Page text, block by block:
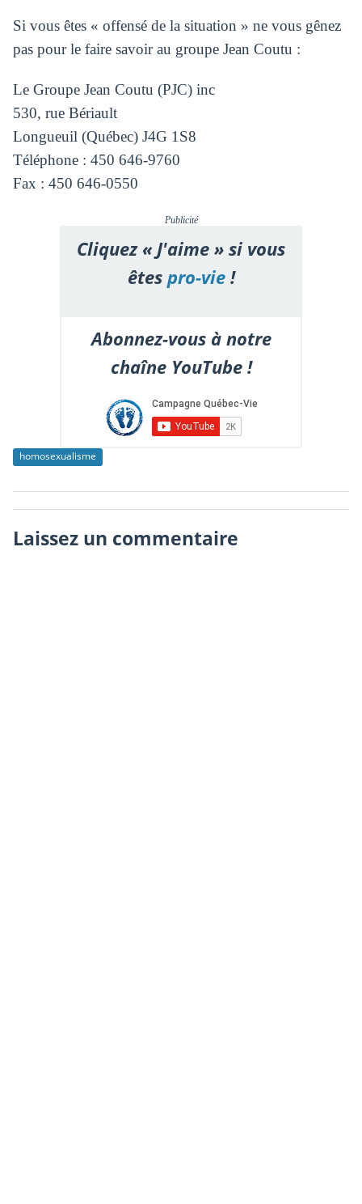
Si vous êtes « offensé de la situation » ne vous gênez
pas pour le faire savoir au groupe Jean Coutu :
Le Groupe Jean Coutu (PJC) inc
530, rue Bériault
Longueuil (Québec) J4G 1S8
Téléphone : 450 646-9760
Fax : 450 646-0550
Publicité
Cliquez « J'aime » si vous
êtespro-vie!
Abonnez-vous à notre
chaîne YouTube !
homosexualisme
Laissez un commentaire